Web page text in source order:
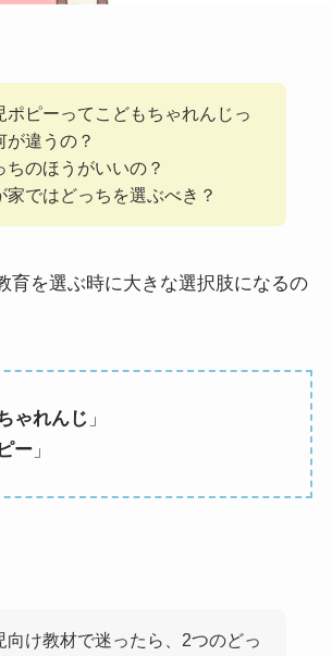
ポピーってこどもちゃれんじっ
が違うの？
ちのほうがいいの？
家ではどっちを選ぶべき？
育を選ぶ時に大きな選択肢になるの
ゃれんじ 」
ー 」
向け教材で迷ったら、2つのどっ